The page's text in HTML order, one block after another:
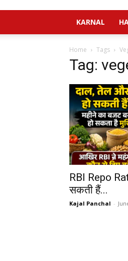
KARNAL
Home Tags
Tag:
RBI Repo
सकती हैं...
Kajal Panchal -